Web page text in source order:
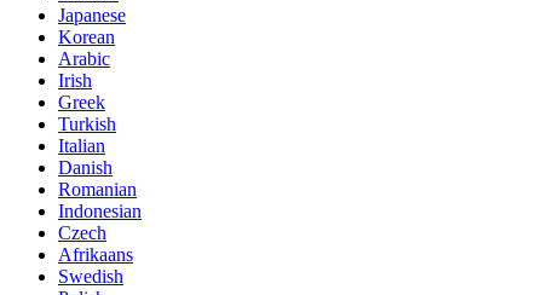
Japanese
Korean
Arabic
Irish
Greek
Turkish
Italian
Danish
Romanian
Indonesian
Czech
Afrikaans
Swedish